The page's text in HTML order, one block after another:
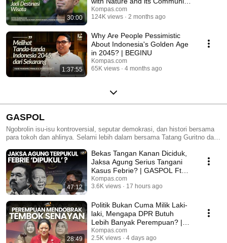
30:00
| BEGINU
Kompas.com
124K views
2 months ago
1:37:55
Why Are People Pessimistic
About Indonesia's Golden Age
in 2045? | BEGINU
Kompas.com
65K views
4 months ago
GASPOL
Ngobrolin isu-isu kontroversial, seputar demokrasi, dan histori bersama
para tokoh dan ahlinya. Selami lebih dalam bersama Tatang Guritno dan
dan dunia ini.
47:12
Bekas Tangan Kanan Diciduk,
Jaksa Agung Serius Tangani
Kasus Febrie? | GASPOL Ft
Pujiyono Suwadi
Kompas.com
3.6K views
17 hours ago
28:49
Politik Bukan Cuma Milik Laki-
laki, Mengapa DPR Butuh
Lebih Banyak Perempuan? |
GASPOL on Location
Kompas.com
2.5K views
4 days ago